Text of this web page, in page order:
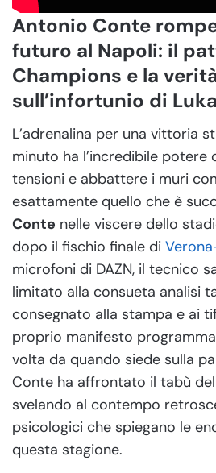
Antonio Conte
futuro al Napoli: il
Champions e la
sull’infortunio di
L’adrenalina per una vittoria
minuto ha l’incredibile potere
tensioni e abbattere i muri
esattamente quello che è
Conte nelle viscere dello
dopo il fischio finale di
microfoni di DAZN, il tecnico
limitato alla consueta analisi
consegnato alla stampa e ai
proprio manifesto
volta da quando siede sulla
Conte ha affrontato il tabù
svelando al contempo
psicologici che spiegano le
questa stagione.